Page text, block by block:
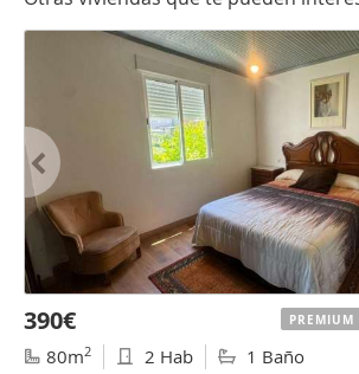
390€
80m2 2 Hab 1 Baño
PREMIUM